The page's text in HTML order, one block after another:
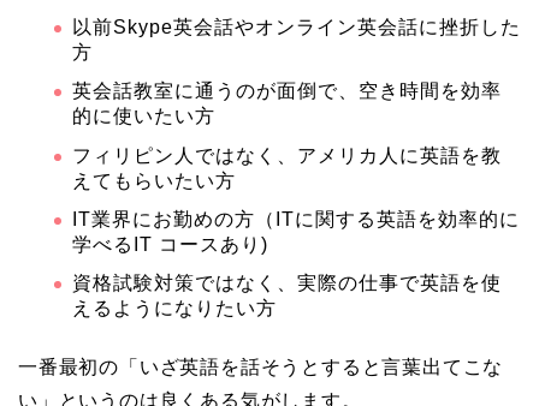
以前Skype英会話やオンライン英会話に挫折した
方
英会話教室に通うのが面倒で、空き時間を効率
的に使いたい方
フィリピン人ではなく、アメリカ人に英語を教
えてもらいたい方
IT業界にお勤めの方（ITに関する英語を効率的に
学べるIT コースあり)
資格試験対策ではなく、実際の仕事で英語を使
えるようになりたい方
一番最初の「いざ英語を話そうとすると言葉出てこな
い」というのは良くある気がします。